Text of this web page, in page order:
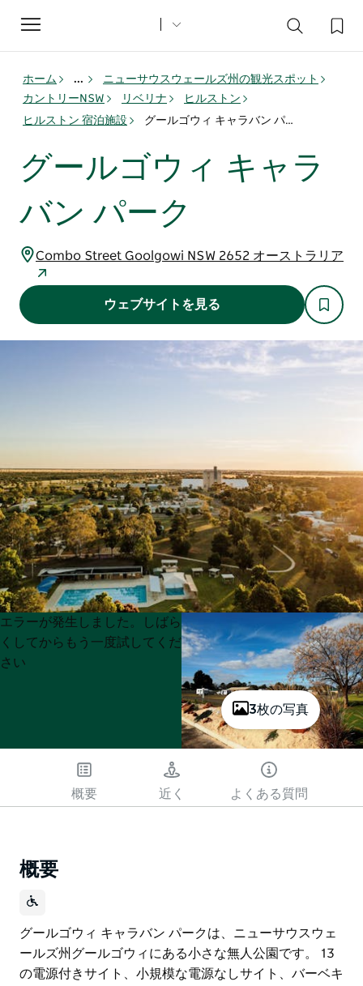
Toggle
navigation
ホーム ...
ニューサウスウェールズ州の観光スポット
カントリーNSW
リベリナ
ヒルストン
ヒルストン 宿泊施設
グールゴウィ キャラバン パーク
グールゴウィ キャラ
バン パーク
Combo Street Goolgowi NSW 2652 オーストラリア
ウェブサイトを見る
3枚の写真
Product
List
Product
List
エラーが発生しました。しばら
くしてからもう一度試してくだ
さい
概要 近く よくある質問
概要
グールゴウィ キャラバン パークは、ニューサウスウェ
ールズ州グールゴウィにある小さな無人公園です。 13
の電源付きサイト、小規模な電源なしサイト、バーベキ